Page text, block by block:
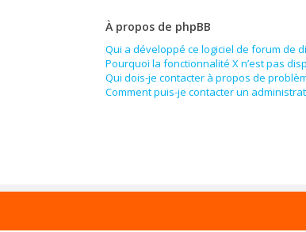
À propos de phpBB
Qui a développé ce logiciel de forum de
Pourquoi la fonctionnalité X n’est pas
Qui dois-je contacter à propos de
Comment puis-je contacter un